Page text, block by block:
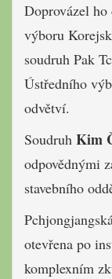
Doprovázel
výboru
soudruh Pak
Ústředního
odvětví.
Soudruh Kim
odpovědnými
stavebního
otevřena po
komplexním